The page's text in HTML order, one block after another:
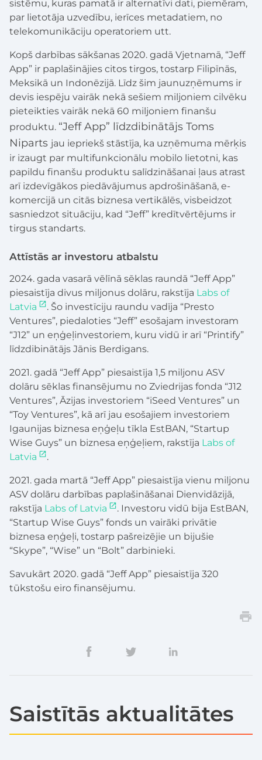
sistēmu, kuras pamatā ir alternatīvi dati, piemēram,
par lietotāja uzvedību, ierīces metadatiem, no
telekomunikāciju operatoriem utt.
Kopš darbības sākšanas 2020. gadā Vjetnamā, “Jeff
App” ir paplašinājies citos tirgos, tostarp Filipīnās,
Meksikā un Indonēzijā. Līdz šim jaunuzņēmums ir
devis iespēju vairāk nekā sešiem miljoniem cilvēku
pieteikties vairāk nekā 60 miljoniem finanšu
produktu. “Jeff App” līdzdibinātājs Toms
Niparts jau iepriekš stāstīja, ka uzņēmuma mērķis
ir izaugt par multifunkcionālu mobilo lietotni, kas
papildu finanšu produktu salīdzināšanai ļaus atrast
arī izdevīgākos piedāvājumus apdrošināšanā, e-
komercijā un citās biznesa vertikālēs, visbeidzot
sasniedzot situāciju, kad “Jeff” kredītvērtējums ir
tirgus standarts.
Attīstās ar investoru atbalstu
2024. gada vasarā vēlīnā sēklas raundā “Jeff App”
piesaistīja divus miljonus dolāru, rakstīja Labs of
Latvia
. Šo investīciju raundu vadīja “Presto
Ventures”, piedaloties “Jeff” esošajam investoram
“J12” un eņģeļinvestoriem, kuru vidū ir arī “Printify”
līdzdibinātājs Jānis Berdigans.
2021. gadā “Jeff App” piesaistīja 1,5 miljonu ASV
dolāru sēklas finansējumu no Zviedrijas fonda “J12
Ventures”, Āzijas investoriem “iSeed Ventures” un
“Toy Ventures”, kā arī jau esošajiem investoriem
Igaunijas biznesa eņģeļu tīkla EstBAN, “Startup
Wise Guys” un biznesa eņģeļiem, rakstīja Labs of
Latvia
.
2021. gada martā “Jeff App” piesaistīja vienu miljonu
ASV dolāru darbības paplašināšanai Dienvidāzijā,
rakstīja Labs of Latvia
. Investoru vidū bija EstBAN,
“Startup Wise Guys” fonds un vairāki privātie
biznesa eņģeļi, tostarp pašreizējie un bijušie
“Skype”, “Wise” un “Bolt” darbinieki.
Savukārt 2020. gadā “Jeff App” piesaistīja 320
tūkstošu eiro finansējumu.
Saistītās aktualitātes